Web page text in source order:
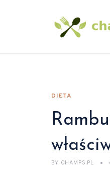
DIETA
BY CHAMPS.PL